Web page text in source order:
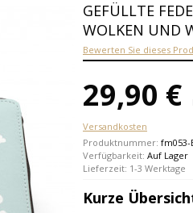
GEFÜLLTE
WOLKEN UND
Bewerten Sie dieses
29,90 €
Versandkosten
Produktnummer: fm053-
Verfügbarkeit: Auf Lager
Lieferzeit: 1-3 Werktage
Kurze